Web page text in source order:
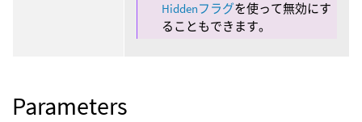
Hiddenフラグを使って無効にす
ることもできます。
Parameters